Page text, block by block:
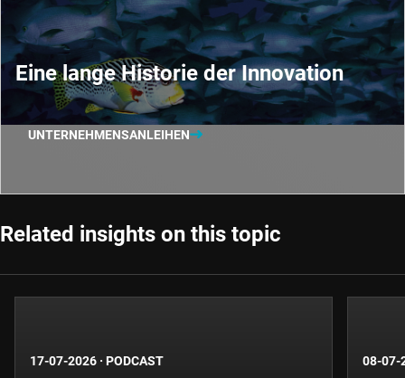
Eine lange Historie der Innovation
UNTERNEHMENSANLEIHEN
Related insights on this topic
17-07-2026 · PODCAST 08-07-